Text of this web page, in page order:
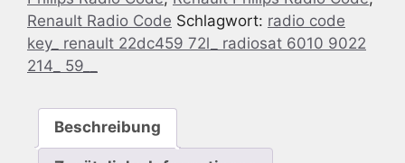
22DC459/72L
RADIOSAT
6010
214
59724
Renault Radio Code Schlagwort: radio code
key_ renault 22dc459 72l_ radiosat 6010 9022
214_ 59__
Beschreibung